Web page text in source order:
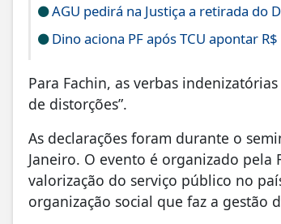
AGU pedirá na Justiça a retirada do
Dino aciona PF após TCU apontar
Para Fachin, as verbas
de distorções”.
As declarações foram durante o
Janeiro. O evento é organizado
valorização do serviço público no
organização social que faz a gestão